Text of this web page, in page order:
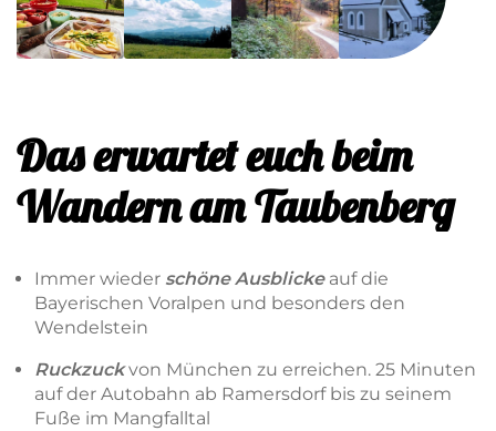
Das erwartet euch beim
Wandern am Taubenberg
Immer wieder schöne Ausblickeauf die
Bayerischen Voralpen und besonders den
Wendelstein
Ruckzuck von München zu erreichen. 25 Minuten
auf der Autobahn ab Ramersdorf bis zu seinem
Fuße im Mangfalltal